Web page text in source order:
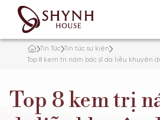
Liên hệ với chúng tôi
1900 989 800
TRANG CHỦ
VỀ SHYNH HOUSE
Tin Tức Tin tức sự kiện
Top 8 kem trị nám bác sĩ da liễu khuyên
Top 8 kem trị